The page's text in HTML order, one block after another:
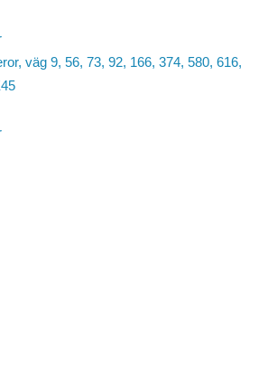
väg 9, 56, 73, 92, 166, 374, 580, 616,